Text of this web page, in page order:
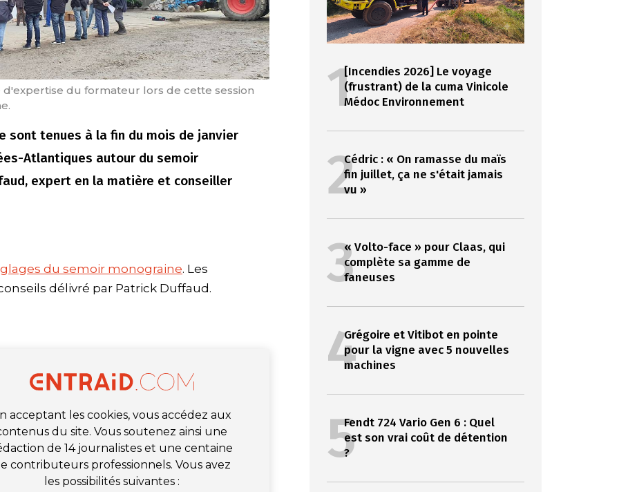
du formateur lors de cette session
sont tenues à la fin du mois de janvier
Atlantiques autour du semoir
expert en la matière et conseiller
du semoir monograine. Les
délivré par Patrick Duffaud.
acceptant les cookies, vous accédez aux
du site. Vous soutenez ainsi une
de 14 journalistes et une centaine
contributeurs professionnels. Vous avez
les possibilités suivantes :
1[Incendies 2026] Le voyage
(frustrant) de la cuma Vinicole
Médoc Environnement
2Cédric : « On ramasse du maïs
fin juillet, ça ne s'était jamais
vu »
3« Volto-face » pour Claas, qui
complète sa gamme de
faneuses
4Grégoire et Vitibot en pointe
pour la vigne avec 5 nouvelles
machines
5Fendt 724 Vario Gen 6 : Quel
est son vrai coût de détention
?